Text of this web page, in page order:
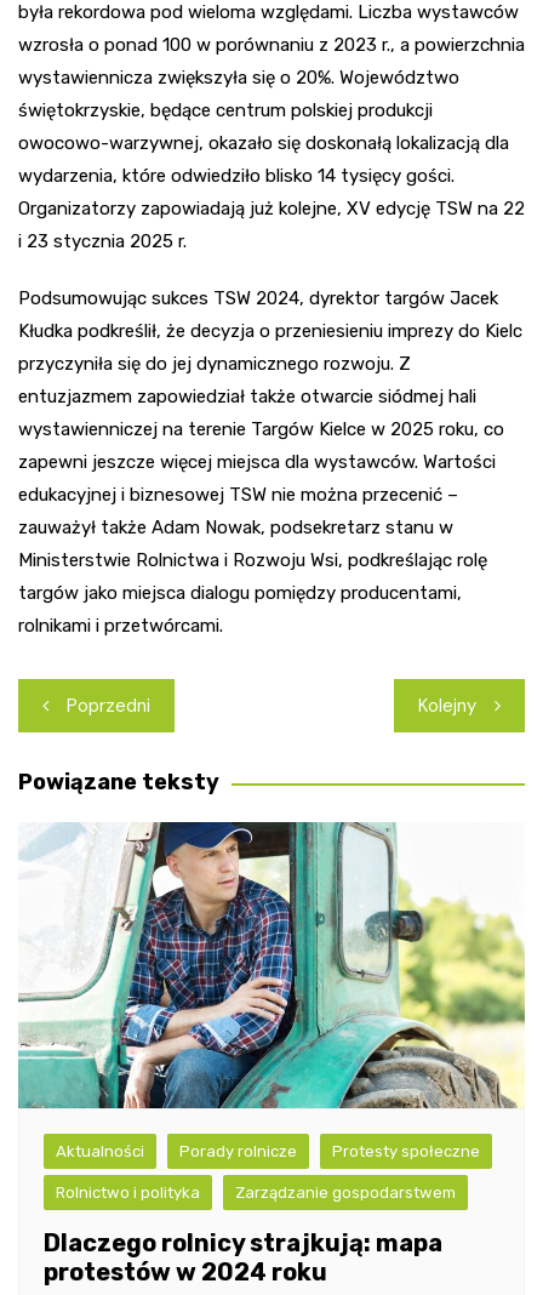
była rekordowa pod wieloma względami. Liczba wystawców
wzrosła o ponad 100 w porównaniu z 2023 r., a powierzchnia
wystawiennicza zwiększyła się o 20%. Województwo
świętokrzyskie, będące centrum polskiej produkcji
owocowo-warzywnej, okazało się doskonałą lokalizacją dla
wydarzenia, które odwiedziło blisko 14 tysięcy gości.
Organizatorzy zapowiadają już kolejne, XV edycję TSW na 22
i 23 stycznia 2025 r.
Podsumowując sukces TSW 2024, dyrektor targów Jacek
Kłudka podkreślił, że decyzja o przeniesieniu imprezy do Kielc
przyczyniła się do jej dynamicznego rozwoju. Z
entuzjazmem zapowiedział także otwarcie siódmej hali
wystawienniczej na terenie Targów Kielce w 2025 roku, co
zapewni jeszcze więcej miejsca dla wystawców. Wartości
edukacyjnej i biznesowej TSW nie można przecenić –
zauważył także Adam Nowak, podsekretarz stanu w
Ministerstwie Rolnictwa i Rozwoju Wsi, podkreślając rolę
targów jako miejsca dialogu pomiędzy producentami,
rolnikami i przetwórcami.
Nawigacja
wpisu
Poprzedni Kolejny
Powiązane teksty
Aktualności Porady rolnicze Protesty społeczne
Rolnictwo i polityka Zarządzanie gospodarstwem
Dlaczego rolnicy strajkują: mapa
protestów w 2024 roku